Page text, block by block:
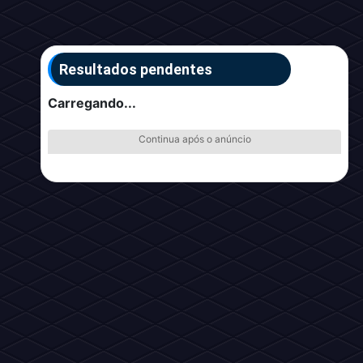
Resultados pendentes
Carregando...